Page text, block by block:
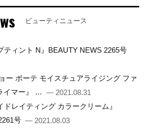
ビューティニュース
ティント N』BEAUTY NEWS 2265号
ー ボーテ モイスチュアライジング ファ
イマー』 … — 2021.08.31
ドレイティング カラークリーム』
号 — 2021.08.03